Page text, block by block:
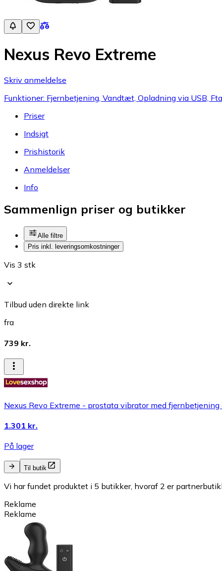
Nexus Revo Extreme
Skriv anmeldelse
Funktioner: Fjernbetjening, Vandtæt, Opladning via USB,
Priser
Indsigt
Prishistorik
Anmeldelser
Info
Sammenlign priser og butikker
Alle filtre
Pris inkl. leveringsomkostninger
Vis 3 stk
Tilbud uden direkte link
fra
739 kr.
Nexus Revo Extreme - prostata vibrator med
1.301 kr.
På lager
Til butik
Vi har fundet produktet i 5 butikker, hvoraf 2 er
Reklame
Reklame